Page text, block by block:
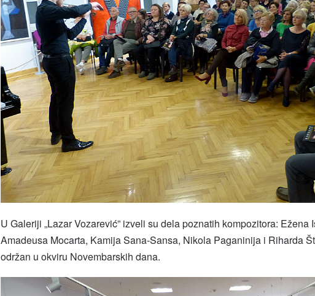
U Galeriji „Lazar Vozarević” izveli su dela poznatih kompozitora: Ežena
Amadeusa Mocarta, Kamija Sana-Sansa, Nikola Paganinija i Riharda
održan u okviru Novembarskih dana.